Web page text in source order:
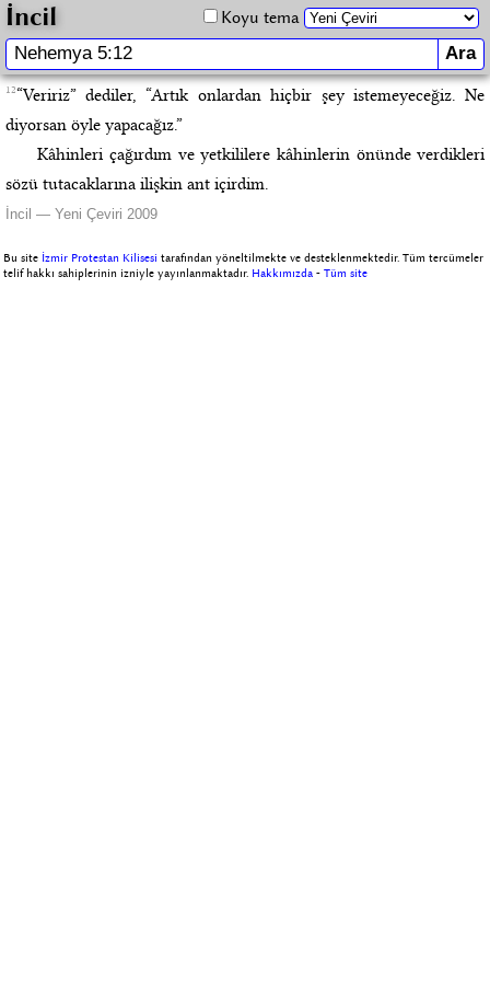
İncil Koyu tema
12“Veririz” dediler, “Artık onlardan hiçbir şey istemeyeceğiz. Ne
diyorsan öyle yapacağız.”
Kâhinleri çağırdım ve yetkililere kâhinlerin önünde verdikleri
sözü tutacaklarına ilişkin ant içirdim.
İncil — Yeni Çeviri 2009
Bu site İzmir Protestan Kilisesi tarafından yöneltilmekte ve desteklenmektedir. Tüm tercümeler
telif hakkı sahiplerinin izniyle yayınlanmaktadır. Hakkımızda -Tüm site